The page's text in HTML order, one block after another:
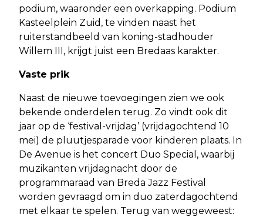
podium, waaronder een overkapping. Podium
Kasteelplein Zuid, te vinden naast het
ruiterstandbeeld van koning-stadhouder
Willem III, krijgt juist een Bredaas karakter.
Vaste prik
Naast de nieuwe toevoegingen zien we ook
bekende onderdelen terug. Zo vindt ook dit
jaar op de ‘festival-vrijdag’ (vrijdagochtend 10
mei) de pluutjesparade voor kinderen plaats. In
De Avenue is het concert Duo Special, waarbij
muzikanten vrijdagnacht door de
programmaraad van Breda Jazz Festival
worden gevraagd om in duo zaterdagochtend
met elkaar te spelen. Terug van weggeweest: